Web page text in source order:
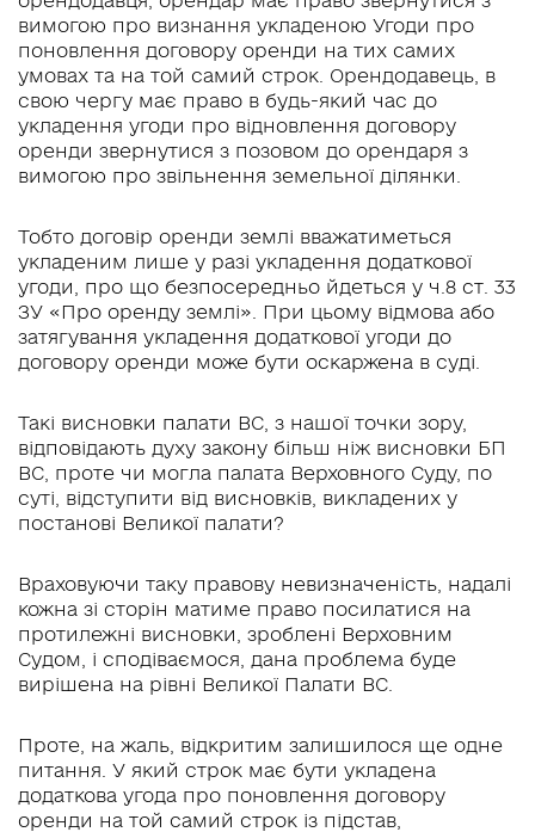
вимогою про визнання укладеною Угоди про
поновлення договору оренди на тих самих
умовах та на той самий строк. Орендодавець, в
свою чергу має право в будь-який час до
укладення угоди про відновлення договору
оренди звернутися з позовом до орендаря з
вимогою про звільнення земельної ділянки.
Тобто договір оренди землі вважатиметься
укладеним лише у разі укладення додаткової
угоди, про що безпосередньо йдеться у ч.8 ст. 33
ЗУ «Про оренду землі». При цьому відмова або
затягування укладення додаткової угоди до
договору оренди може бути оскаржена в суді.
Такі висновки палати ВС, з нашої точки зору,
відповідають духу закону більш ніж висновки БП
ВС, проте чи могла палата Верховного Суду, по
суті, відступити від висновків, викладених у
постанові Великої палати?
Враховуючи таку правову невизначеність, надалі
кожна зі сторін матиме право посилатися на
протилежні висновки, зроблені Верховним
Судом, і сподіваємося, дана проблема буде
вирішена на рівні Великої Палати ВС.
Проте, на жаль, відкритим залишилося ще одне
питання. У який строк має бути укладена
додаткова угода про поновлення договору
оренди на той самий строк із підстав,